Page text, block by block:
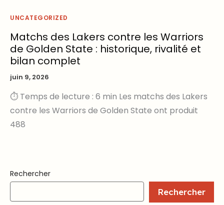
UNCATEGORIZED
Matchs des Lakers contre les Warriors
de Golden State : historique, rivalité et
bilan complet
juin 9, 2026
⏱ Temps de lecture : 6 min Les matchs des Lakers
contre les Warriors de Golden State ont produit
488
Rechercher
Rechercher